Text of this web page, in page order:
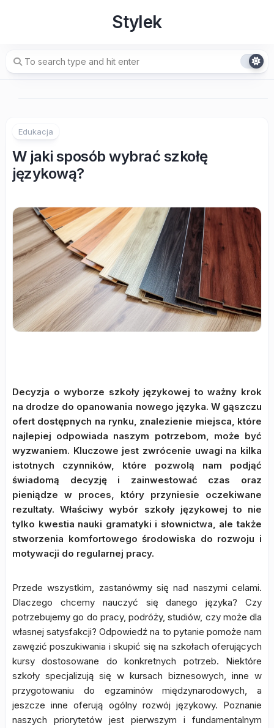
Stylek
Edukacja
W jaki sposób wybrać szkołę
językową?
Decyzja o wyborze szkoły językowej to ważny krok
na drodze do opanowania nowego języka. W gąszczu
ofert dostępnych na rynku, znalezienie miejsca, które
najlepiej odpowiada naszym potrzebom, może być
wyzwaniem. Kluczowe jest zwrócenie uwagi na kilka
istotnych czynników, które pozwolą nam podjąć
świadomą decyzję i zainwestować czas oraz
pieniądze w proces, który przyniesie oczekiwane
rezultaty. Właściwy wybór szkoły językowej to nie
tylko kwestia nauki gramatyki i słownictwa, ale także
stworzenia komfortowego środowiska do rozwoju i
motywacji do regularnej pracy.
Przede wszystkim, zastanówmy się nad naszymi celami.
Dlaczego chcemy nauczyć się danego języka? Czy
potrzebujemy go do pracy, podróży, studiów, czy może dla
własnej satysfakcji? Odpowiedź na to pytanie pomoże nam
zawęzić poszukiwania i skupić się na szkołach oferujących
kursy dostosowane do konkretnych potrzeb. Niektóre
szkoły specjalizują się w kursach biznesowych, inne w
przygotowaniu do egzaminów międzynarodowych, a
jeszcze inne oferują ogólny rozwój językowy. Poznanie
naszych priorytetów jest pierwszym i fundamentalnym